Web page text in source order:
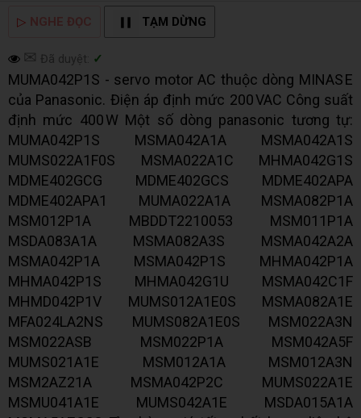
▷ NGHE ĐỌC TẠM DỪNG
✉ Đã duyệt: ✓
MUMA042P1S - servo motor AC thuộc dòng MINAS E
của Panasonic. Điện áp định mức 200 VAC Công suất
định mức 400 W Một số dòng panasonic tương tự:
MUMA042P1S MSMA042A1A MSMA042A1S
MUMS022A1F0S MSMA022A1C MHMA042G1S
MDME402GCG MDME402GCS MDME402APA
MDME402APA1 MUMA022A1A MSMA082P1A
MSM012P1A MBDDT2210053 MSM011P1A
MSDA083A1A MSMA082A3S MSMA042A2A
MSMA042P1A MSMA042P1S MHMA042P1A
MHMA042P1S MHMA042G1U MSMA042C1F
MHMD042P1V MUMS012A1E0S MSMA082A1E
MFA024LA2NS MUMS082A1E0S MSM022A3N
MSM022ASB MSM022P1A MSM042A5F
MUMS021A1E MSM012A1A MSM012A3N
MSM2AZ21A MSMA042P2C MUMS022A1E
MSMU041A1E MUMS042A1E MSDA015A1A